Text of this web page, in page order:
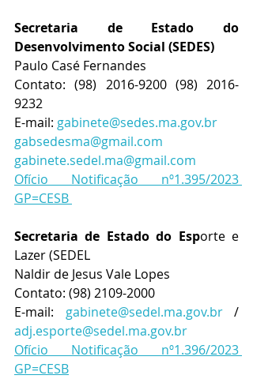
Secretaria de Estado do
Desenvolvimento Social (SEDES)
Paulo Casé Fernandes
Contato: (98) 2016-9200 (98) 2016-
9232
E-mail: gabinete@sedes.ma.gov.br
gabsedesma@gmail.com
gabinete.sedel.ma@gmail.com
Ofício Notificação nº1.395/2023
GP=CESB
Secretaria de Estado do Esporte e
Lazer (SEDEL
Naldir de Jesus Vale Lopes
Contato: (98) 2109-2000
E-mail: gabinete@sedel.ma.gov.br
adj.esporte@sedel.ma.gov.br
Ofício Notificação nº1.396/2023
GP=CESB